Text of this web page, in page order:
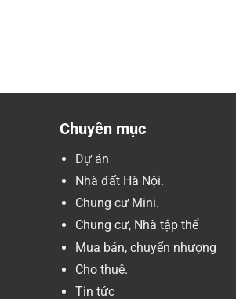
Chuyên mục
Dự án
Nhà đất Hà Nội.
Chung cư Mini.
Chung cư, Nhà tập thể
Mua bán, chuyển nhượng
Cho thuê.
Tin tức